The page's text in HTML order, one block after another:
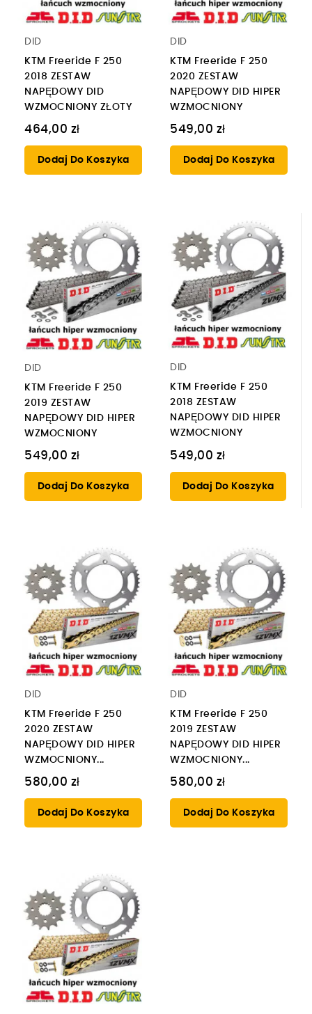
DID
KTM Freeride F 250
2018 ZESTAW
NAPĘDOWY DID
WZMOCNIONY ZŁOTY
464,00 zł
Dodaj Do Koszyka
DID
KTM Freeride F 250
2020 ZESTAW
NAPĘDOWY DID HIPER
WZMOCNIONY
549,00 zł
Dodaj Do Koszyka
DID
KTM Freeride F 250
2019 ZESTAW
NAPĘDOWY DID HIPER
WZMOCNIONY
549,00 zł
Dodaj Do Koszyka
DID
KTM Freeride F 250
2018 ZESTAW
NAPĘDOWY DID HIPER
WZMOCNIONY
549,00 zł
Dodaj Do Koszyka
DID
KTM Freeride F 250
2020 ZESTAW
NAPĘDOWY DID HIPER
WZMOCNIONY...
580,00 zł
Dodaj Do Koszyka
DID
KTM Freeride F 250
2019 ZESTAW
NAPĘDOWY DID HIPER
WZMOCNIONY...
580,00 zł
Dodaj Do Koszyka